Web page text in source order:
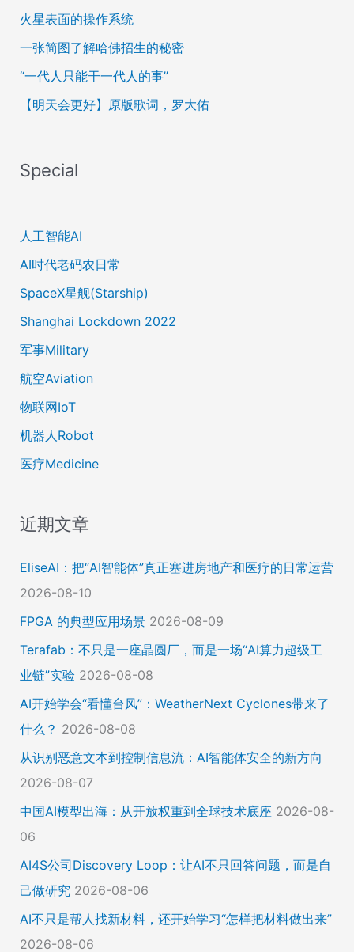
火星表面的操作系统
一张简图了解哈佛招生的秘密
“一代人只能干一代人的事”
【明天会更好】原版歌词，罗大佑
Special
人工智能AI
AI时代老码农日常
SpaceX星舰(Starship)
Shanghai Lockdown 2022
军事Military
航空Aviation
物联网IoT
机器人Robot
医疗Medicine
近期文章
EliseAI：把“AI智能体”真正塞进房地产和医疗的日常运营
2026-08-10
FPGA 的典型应用场景 2026-08-09
Terafab：不只是一座晶圆厂，而是一场“AI算力超级工
业链”实验 2026-08-08
AI开始学会“看懂台风”：WeatherNext Cyclones带来了
什么？ 2026-08-08
从识别恶意文本到控制信息流：AI智能体安全的新方向
2026-08-07
中国AI模型出海：从开放权重到全球技术底座 2026-08-
06
AI4S公司Discovery Loop：让AI不只回答问题，而是自
己做研究 2026-08-06
AI不只是帮人找新材料，还开始学习“怎样把材料做出来”
2026-08-06